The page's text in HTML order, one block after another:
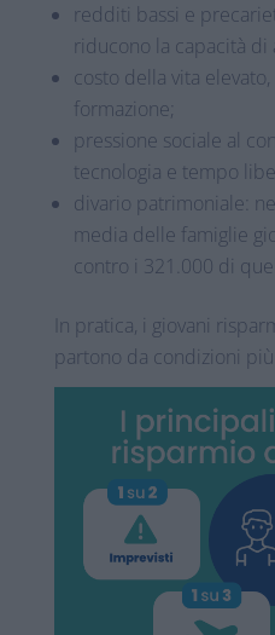
redditi bassi e
riducono la capacità di
costo della vita
formazione;
pressione sociale al
tecnologia e tempo
divario patrimoniale:
media delle famiglie
contro i 321.000 di
In pratica, i giovani
partono da condizioni più